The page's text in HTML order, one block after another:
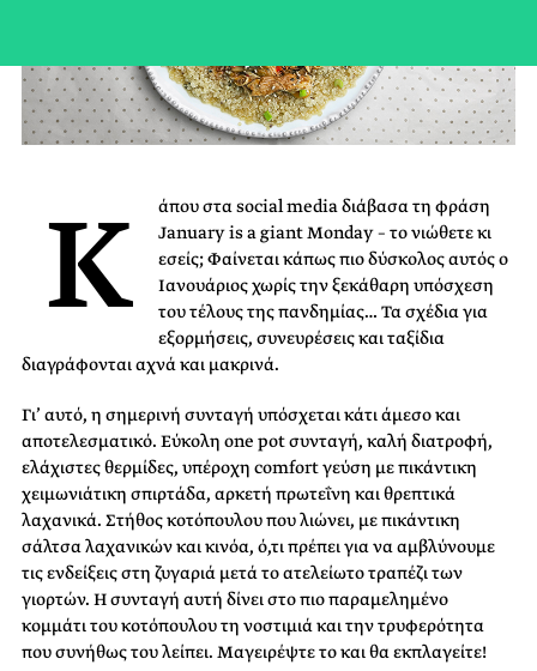
Κ
άπου στα social media διάβασα τη φράση
January is a giant Monday – το νιώθετε κι
εσείς; Φαίνεται κάπως πιο δύσκολος αυτός ο
Ιανουάριος χωρίς την ξεκάθαρη υπόσχεση
του τέλους της πανδημίας… Τα σχέδια για
εξορμήσεις, συνευρέσεις και ταξίδια
διαγράφονται αχνά και μακρινά.
Γι’ αυτό, η σημερινή συνταγή υπόσχεται κάτι άμεσο και
αποτελεσματικό. Εύκολη one pot συνταγή, καλή διατροφή,
ελάχιστες θερμίδες, υπέροχη comfort γεύση με πικάντικη
χειμωνιάτικη σπιρτάδα, αρκετή πρωτεΐνη και θρεπτικά
λαχανικά. Στήθος κοτόπουλου που λιώνει, με πικάντικη
σάλτσα λαχανικών και κινόα, ό,τι πρέπει για να αμβλύνουμε
τις ενδείξεις στη ζυγαριά μετά το ατελείωτο τραπέζι των
γιορτών. Η συνταγή αυτή δίνει στο πιο παραμελημένο
κομμάτι του κοτόπουλου τη νοστιμιά και την τρυφερότητα
που συνήθως του λείπει. Μαγειρέψτε το και θα εκπλαγείτε!